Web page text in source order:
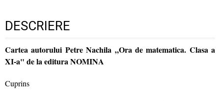
DESCRIERE
Cartea autorului Petre Nachila „Ora de matematica. Clasa a
XI-a" de la editura NOMINA
Cuprins